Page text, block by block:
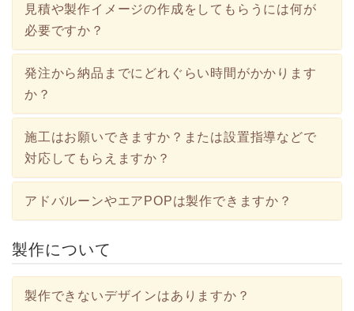
見積や製作イメージの作成をしてもらうには何が
必要ですか？
発注から納品までにどれぐらい時間がかかります
か？
施工はお願いできますか？または設置指導などで
対応してもらえますか？
アドバルーンやエアPOPは製作できますか？
製作について
製作できないデザインはありますか？